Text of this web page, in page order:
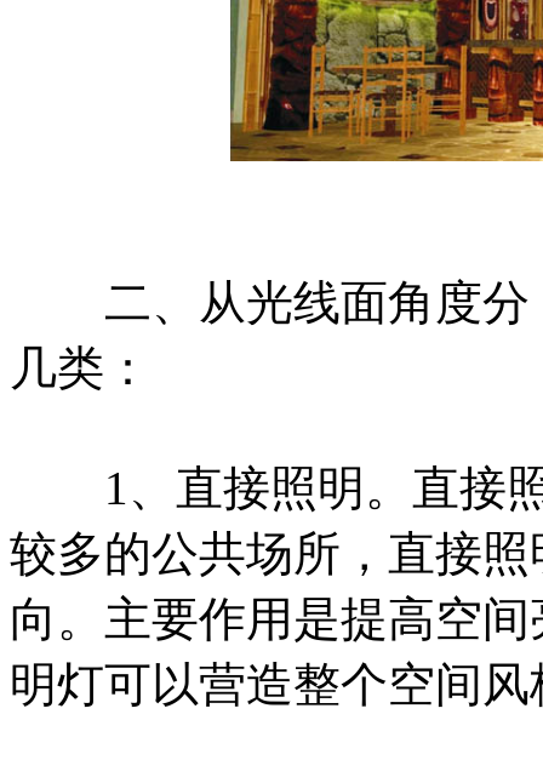
二、从光线面角度分
几类：
1、直接照明。直接照
较多的公共场所，直接
向。主要作用是提高空
明灯可以营造整个空间